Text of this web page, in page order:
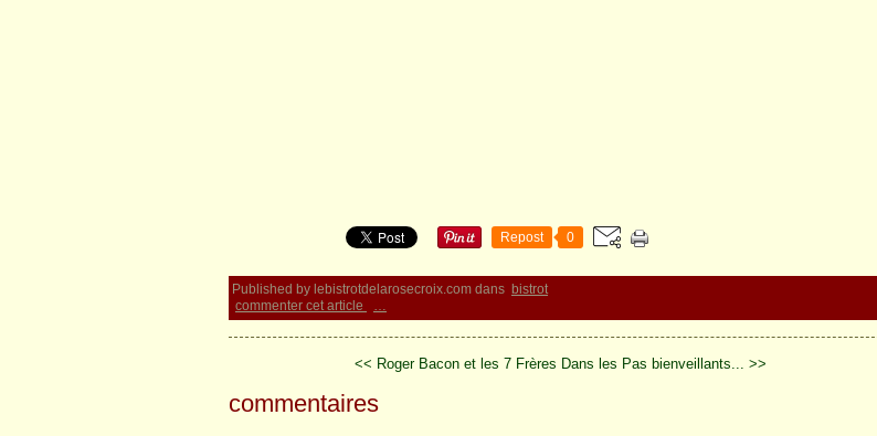
Repost 0
Published by lebistrotdelarosecroix.com dans bistrot
commenter cet article
…
<< Roger Bacon et les 7 Frères Dans les Pas bienveillants... >>
commentaires